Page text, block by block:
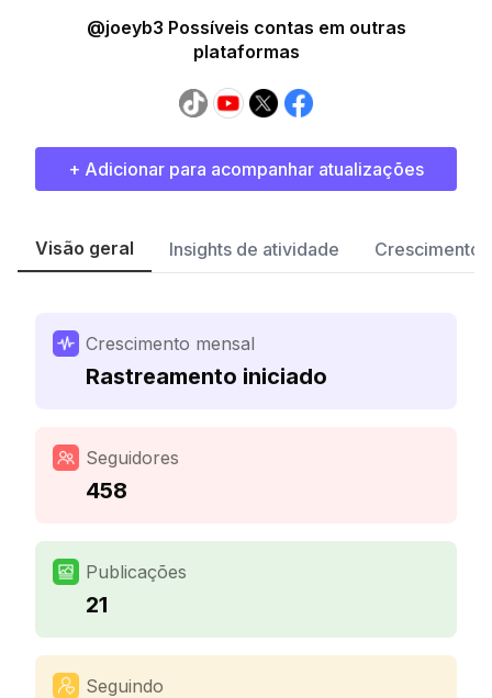
@joeyb3 Possíveis contas em outras
plataformas
+ Adicionar para acompanhar atualizações
Visão geral Insights de atividade Crescimento
Crescimento mensal
Rastreamento iniciado
Seguidores
458
Publicações
21
Seguindo